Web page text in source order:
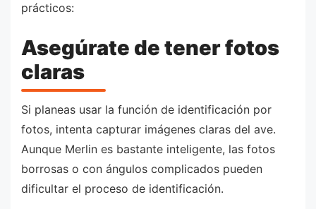
prácticos:
Asegúrate de tener fotos
claras
Si planeas usar la función de identificación por
fotos, intenta capturar imágenes claras del ave.
Aunque Merlin es bastante inteligente, las fotos
borrosas o con ángulos complicados pueden
dificultar el proceso de identificación.